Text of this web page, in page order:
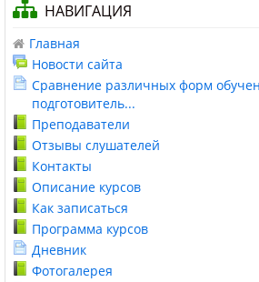
НАВИГАЦИЯ
Главная
Новости сайта
Сравнение различных форм
подготовитель...
Преподаватели
Отзывы слушателей
Контакты
Описание курсов
Как записаться
Программа курсов
Дневник
Фотогалерея